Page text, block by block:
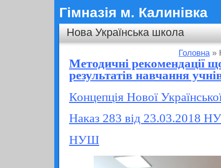
Гімназія м. Калинівка
Нова Українська школа
Головна»
Методичні рекомендації
результатів навчання
Концепція Нової
Наказ 283 від 23.03.2018
НУШ